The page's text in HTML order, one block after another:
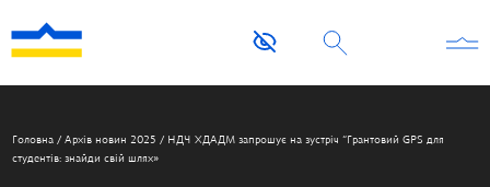
Головна / Архів новин 2025 / НДЧ ХДАДМ запрошує на зустріч “Грантовий GPS для
студентів: знайди свій шлях»